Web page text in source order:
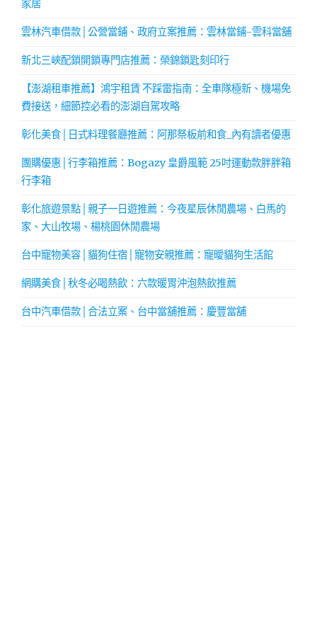
家居
雲林汽車借款│公營當鋪、政府立案推薦：雲林當鋪-雲科當舖
新北三峽配鎖開鎖專門店推薦：榮錦鎖匙刻印行
【澎湖租車推薦】鴻宇租賃 不踩雷指南：全車隊極新、機場免
費接送，細節控必看的澎湖自駕攻略
彰化美食│日式料理餐廳推薦：阿那祭板前和食_內有讀者優惠
團購優惠│行李箱推薦：Bogazy 皇爵風範 25吋運動款胖胖箱
行李箱
彰化旅遊景點│親子一日遊推薦：今夜星辰休閒農場、白馬的
家、大山牧場、楊桃園休閒農場
台中寵物美容│貓狗住宿│寵物安親推薦：寵曖貓狗生活館
網購美食│秋冬必喝熱飲：六款暖胃沖泡熱飲推薦
台中汽車借款│合法立案、台中當舖推薦：慶豐當舖